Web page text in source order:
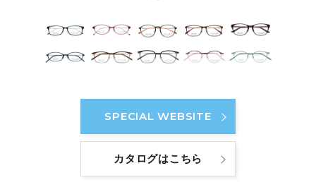
SPECIAL WEBSITE
カタログはこちら